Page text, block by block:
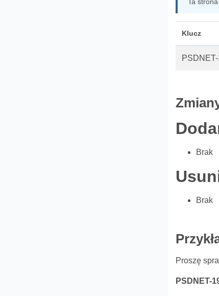
Klucz
Brak
Brak
Proszę
PSDNET-